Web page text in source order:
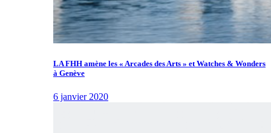
LA FHH amène les « Arcades des Arts » et Watches & Wonders
à Genève
6 janvier 2020